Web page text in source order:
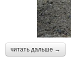
читать дальше →